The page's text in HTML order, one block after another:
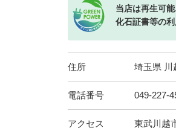
当店は再生可
化石証書等の利
住所 埼玉県 川
電話番号 049-227-
アクセス 東武川越